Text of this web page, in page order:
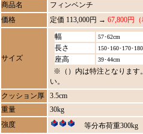
商品名
フィンベンチ
価格
定価 113,000円 → 67,800円（
サイズ
幅 57･62cm
長さ 150･160･170･
座高 39･44cm
※（）内は特注となります
い。
クッション厚
3.5cm
重量
30kg
強度
等分布荷重300kg